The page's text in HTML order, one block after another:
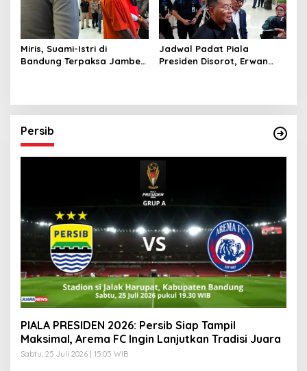
Miris, Suami-Istri di
Bandung Terpaksa Jambet
Jadwal Padat Piala
Presiden Disorot, Erwan
Persib
PIALA PRESIDEN 2026: Persib Siap Tampil
Maksimal, Arema FC Ingin Lanjutkan Tradisi Juara
Sabtu, 25 Juli 2026 | 15:05 WIB